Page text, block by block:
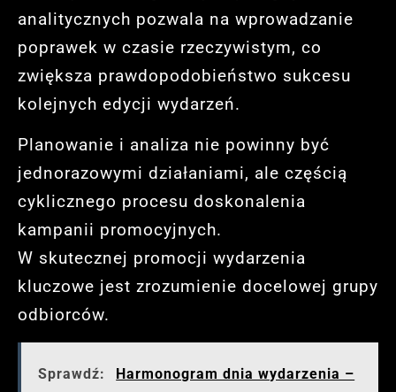
analitycznych pozwala na wprowadzanie
poprawek w czasie rzeczywistym, co
zwiększa prawdopodobieństwo sukcesu
kolejnych edycji wydarzeń.
Planowanie i analiza nie powinny być
jednorazowymi działaniami, ale częścią
cyklicznego procesu doskonalenia
kampanii promocyjnych.
W skutecznej promocji wydarzenia
kluczowe jest zrozumienie docelowej grupy
odbiorców.
Sprawdź: Harmonogram dnia wydarzenia –